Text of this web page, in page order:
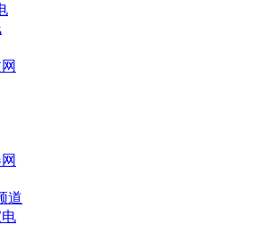
道